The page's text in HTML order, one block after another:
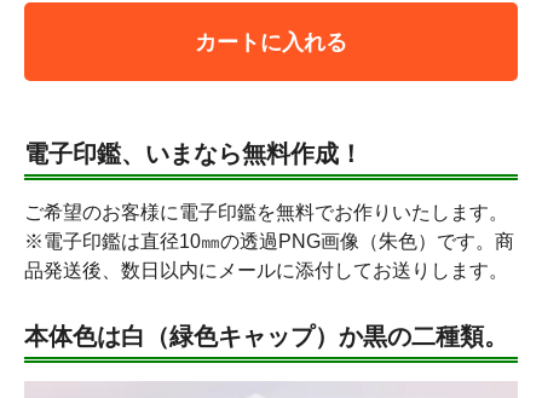
カートに入れる
電子印鑑、いまなら無料作成！
ご希望のお客様に電子印鑑を無料でお作りいたします。
※電子印鑑は直径10㎜の透過PNG画像（朱色）です。商
品発送後、数日以内にメールに添付してお送りします。
本体色は白（緑色キャップ）か黒の二種類。